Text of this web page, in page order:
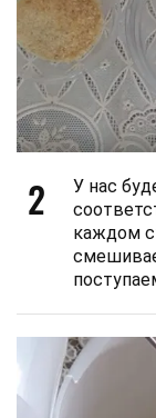
2
У нас
каждом